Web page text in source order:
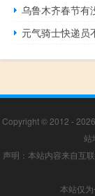
乌鲁木齐春节有
元气骑士快递员
Copyright © 2012 - 2026
站
声明：本站内容来自互
本站仅